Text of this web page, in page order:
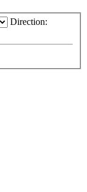
Direction: